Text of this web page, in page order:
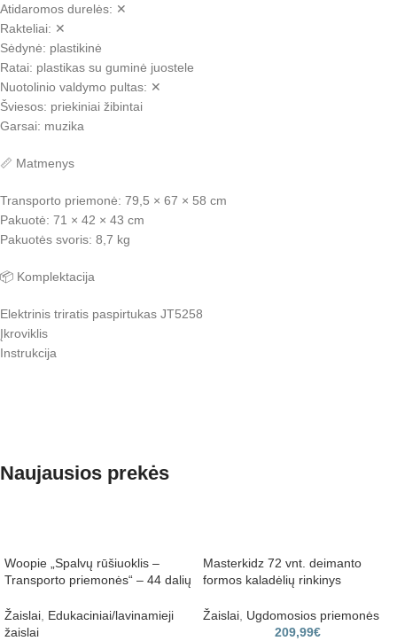
Atidaromos durelės: ✕
Rakteliai: ✕
Sėdynė: plastikinė
Ratai: plastikas su guminė juostele
Nuotolinio valdymo pultas: ✕
Šviesos: priekiniai žibintai
Garsai: muzika
📏 Matmenys
Transporto priemonė: 79,5 × 67 × 58 cm
Pakuotė: 71 × 42 × 43 cm
Pakuotės svoris: 8,7 kg
📦 Komplektacija
Elektrinis triratis paspirtukas JT5258
Įkroviklis
Instrukcija
Naujausios prekės
Woopie „Spalvų rūšiuoklis –
Transporto priemonės“ – 44 dalių
Žaislai, Edukaciniai/lavinamieji
žaislai
Masterkidz 72 vnt. deimanto
formos kaladėlių rinkinys
Žaislai, Ugdomosios priemonės
209,99€